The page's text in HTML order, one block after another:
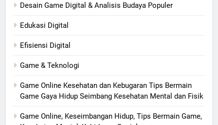
Desain Game Digital & Analisis Budaya Populer
Edukasi Digital
Efisiensi Digital
Game & Teknologi
Game Online Kesehatan dan Kebugaran Tips Bermain
Game Gaya Hidup Seimbang Kesehatan Mental dan Fisik
Game Online, Keseimbangan Hidup, Tips Bermain Game,